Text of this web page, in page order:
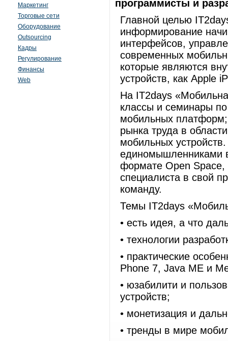
Маркетинг
Торговые сети
Оборудование
Outsourcing
Кадры
Регулирование
Финансы
Web
программисты и
Главной целью
информирование
интерфейсов,
современных
которые являются
устройств, как Apple
На IT2days
классы и семинары
мобильных
рынка труда в
мобильных
единомышленниками
формате Open Space,
специалиста в свой
команду.
Темы IT2days
• есть идея, а что
• технологии
• практические
Phone 7, Java ME и
• юзабилити и
устройств;
• монетизация и
• тренды в мире